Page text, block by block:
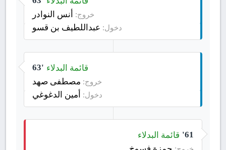
خروج: أنس النوادر
دخول: عبداللطيف بن قسو
63' قائمة البدلاء
خروج: مصطفى صهد
دخول: أمين الدغوغي
61' قائمة البدلاء